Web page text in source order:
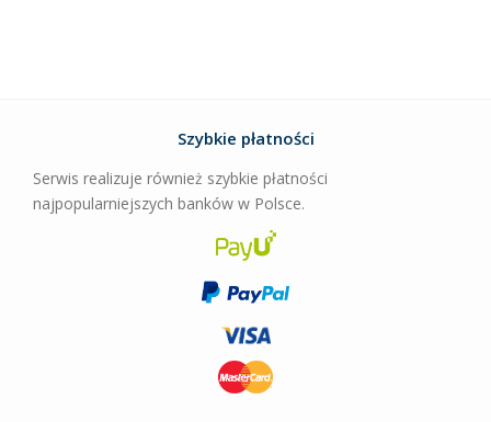
Szybkie płatności
Serwis realizuje również szybkie płatności
najpopularniejszych banków w Polsce.